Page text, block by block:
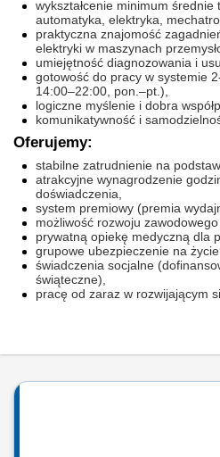
wykształcenie minimum średnie
automatyka, elektryka,
praktyczna znajomość
elektryki w maszynach
umiejętność diagnozowania i
gotowość do pracy w systemie
14:00–22:00, pon.–pt.),
logiczne myślenie i dobra
komunikatywność i
Oferujemy:
stabilne zatrudnienie na
atrakcyjne wynagrodzenie
doświadczenia,
system premiowy (premia
możliwość rozwoju
prywatną opiekę medyczną dla
grupowe ubezpieczenie na życie,
świadczenia socjalne
świąteczne),
pracę od zaraz w rozwijającym